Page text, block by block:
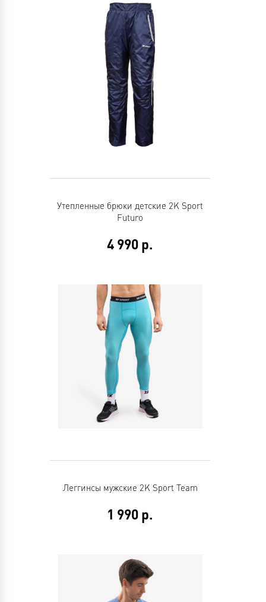
Утепленные брюки детские 2K Sport
Futuro
4 990 р.
Леггинсы мужские 2K Sport Team
1 990 р.